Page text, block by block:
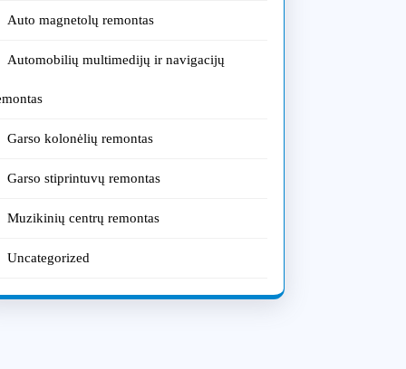
Auto magnetolų remontas
Automobilių multimedijų ir navigacijų
Garso kolonėlių remontas
Garso stiprintuvų remontas
Muzikinių centrų remontas
Uncategorized